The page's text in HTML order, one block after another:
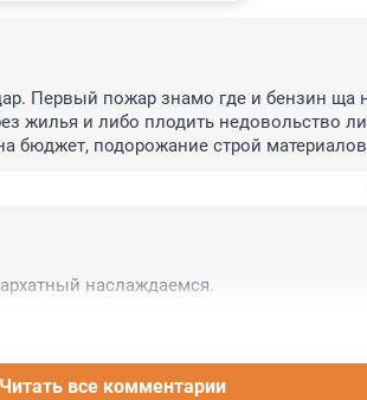
Первый пожар знамо где и бензин ща
жилья и либо плодить недовольство
бюджет, подорожание строй
стоил больше бакса, а бакс был
Тоже афганом по экономике били и
наслаждаемся.
Читать все комментарии